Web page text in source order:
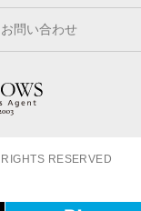
お問い合わせ
RESERVED